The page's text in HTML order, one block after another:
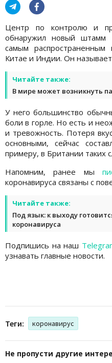
Центр по контролю и
обнаружил новый штамм
самым распространенным
Китае и Индии. Он
Читайте также:
В мире может возникнуть
У него большинство
боли в горле. Но есть и
и тревожность. Потеря
основными, сейчас
примеру, в Британии таких
Напомним, ранее мы
коронавируса связаны с
Читайте также:
Под язык: к выходу
коронавируса
Подпишись на наш
узнавать главные новости.
Теги: коронавирус
Не пропусти другие